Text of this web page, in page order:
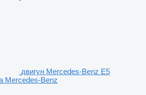
двигун Mercedes-Benz E5
Mercedes-Benz